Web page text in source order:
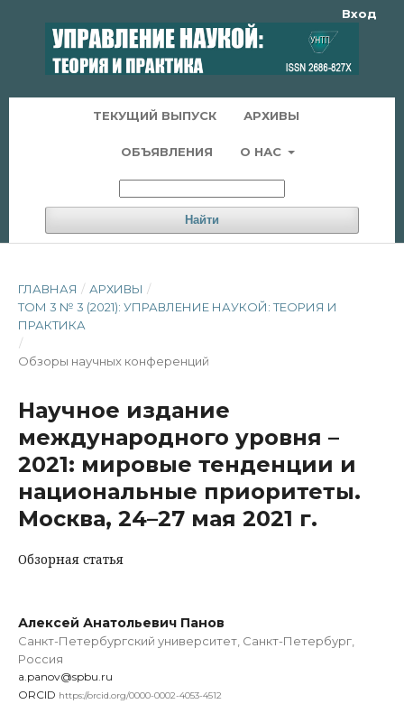
ТЕКУЩИЙ ВЫПУСК АРХИВЫ
ОБЪЯВЛЕНИЯ О НАС
Найти
Вход
ГЛАВНАЯ / АРХИВЫ /
ТОМ 3 № 3 (2021): УПРАВЛЕНИЕ НАУКОЙ: ТЕОРИЯ И
ПРАКТИКА
/
Обзоры научных конференций
Научное издание
международного уровня –
2021: мировые тенденции и
национальные приоритеты.
Москва, 24–27 мая 2021 г.
Обзорная статья
Алексей Анатольевич Панов
Санкт-Петербургский университет, Санкт-Петербург,
Россия
a.panov@spbu.ru
ORCID https://orcid.org/0000-0002-4053-4512